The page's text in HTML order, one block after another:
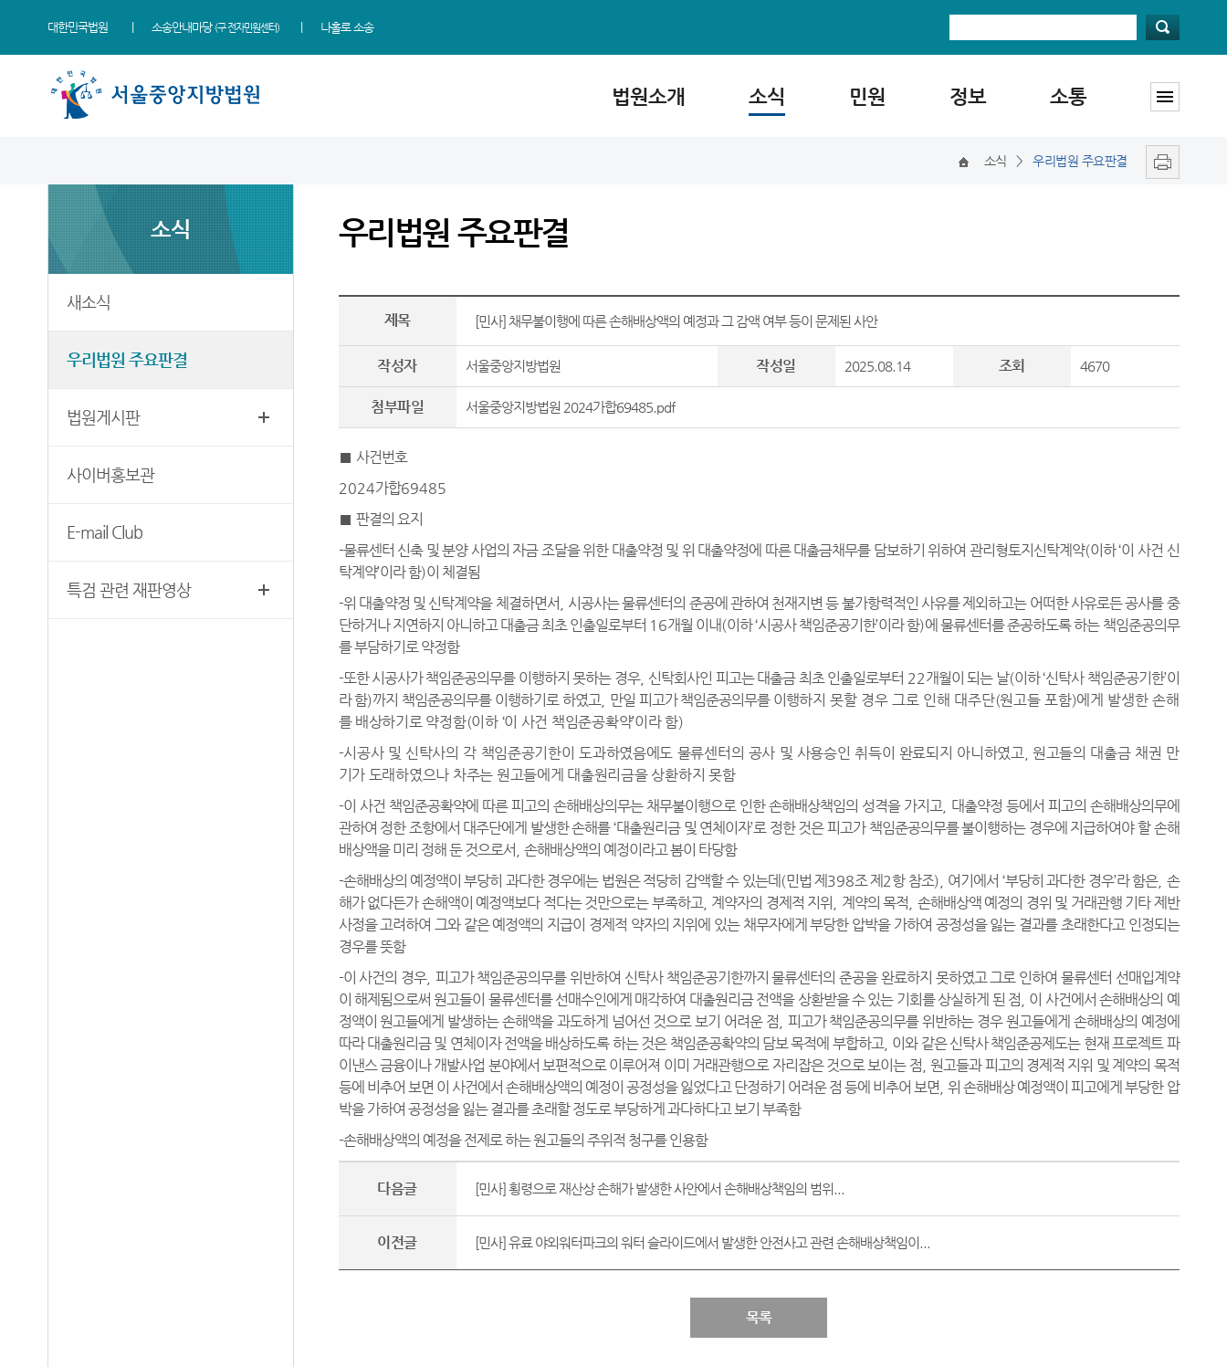
대한민국법원 소송안내마당 (구 전자민원센터) 나홀로 소송
법원소개 소식 민원 정보 소통
조직 및 전화번호
등기국/소
찾아오시는 길
보안검색
우리법원 주요판결
법원 게시판
특검 관련 재판영상
법률상담안내
자주묻는질문
(종합민원지원센터 상담예약)
신청 안내
자주 사용하는 양식모음
서울법원종합청사 집행문 등
지식재산 전문재판부
IP Chambers
민생전담재판부
판결서 인터넷열람
부조리 신고센터
법원견학
정보공개
소식 > 우리법원 주요판결
소식
새소식
우리법원 주요판결
법원게시판
사이버홍보관
E-mail Club
특검 관련 재판영상
우리법원 주요판결
제목 [민사] 채무불이행에 따른 손해배상액의 예정과 그 감액 여부 등이 문제된 사안
작성자 서울중앙지방법원 작성일 2025.08.14 조회 4670
첨부파일 서울중앙지방법원 2024가합69485.pdf
■ 사건번호
2024가합69485
■ 판결의 요지
-물류센터 신축 및 분양 사업의 자금 조달을 위한 대출약정 및 위 대출약정에 따른 대출금채무를 담보하기 위하여 관리형토지신탁계약(이하‘이 사건 신
탁계약’이라 함)이 체결됨
-위 대출약정 및 신탁계약을 체결하면서
시공사는 물류센터의 준공에 관하여 천재지변 등 불가항력적인 사유를 제외하고는 어떠한 사유로든 공사를 중
단하거나 지연하지 아니하고 대출금 최초 인출일로부터 16개월 이내(이하‘시공사 책임준공기한’이라 함)에 물류센터를 준공하도록 하는 책임준공의무
를 부담하기로 약정함
-또한 시공사가 책임준공의무를 이행하지 못하는 경우, 신탁회사인 피고는 대출금 최초 인출일로부터 22개월이 되는 날(이하‘신탁사 책임준공기한’이
라 함)까지 책임준공의무를 이행하기로 하였고, 만일 피고가 책임준공의무를 이행하지 못할 경우 그로 인해 대주단(원고들 포함)에게 발생한 손해
를 배상하기로 약정함(이하 ‘이 사건 책임준공확약’이라 함)
-시공사 및 신탁사의 각 책임준공기한이 도과하였음에도 물류센터의 공사 및 사용승인 취득이 완료되지 아니하였고, 원고들의 대출금 채권 만
기가 도래하였으나 차주는 원고들에게 대출원리금을 상환하지 못함
-이 사건 책임준공확약에 따른 피고의 손해배상의무는 채무불이행으로 인한 손해배상책임의 성격을 가지고, 대출약정 등에서 피고의 손해배상의무에
관하여 정한 조항에서 대주단에게 발생한 손해를‘대출원리금 및 연체이자’로 정한 것은 피고가 책임준공의무를 불이행하는 경우에 지급하여야 할 손해
배상액을 미리 정해 둔 것으로서 손해배상액의 예정이라고 봄이 타당함
-손해배상의 예정액이 부당히 과다한 경우에는 법원은 적당히 감액할 수 있는데 (민법 제 398조 제 2항 참조), 여기에서 ‘부당히 과다한 경우’라 함은, 손
해가 없다든가 손해액이 예정액보다 적다는 것만으로는 부족하고, 계약자의 경제적 지위 계약의 목적 손해배상액 예정의 경위 및 거래관행 기타 제반
사정을 고려하여 그와 같은 예정액의 지급이 경제적 약자의 지위에 있는 채무자에게 부당한 압박을 가하여 공정성을 잃는 결과를 초래한다고 인정되는
경우를 뜻함
-이 사건의 경우, 피고가 책임준공의무를 위반하여 신탁사 책임준공기한까지 물류센터의 준공을 완료하지 못하였고 그로 인하여 물류센터 선매입계약
이 해제됨으로써 원고들이 물류센터를 선매수인에게 매각하여 대출원리금 전액을 상환받을 수 있는 기회를 상실하게 된 점 이 사건에서 손해배상의 예
정액이 원고들에게 발생하는 손해액을 과도하게 넘어선 것으로 보기 어려운 점 피고가 책임준공의무를 위반하는 경우 원고들에게 손해배상의 예정에
따라 대출원리금 및 연체이자 전액을 배상하도록 하는 것은 책임준공확약의 담보 목적에 부합하고, 이와 같은 신탁사 책임준공제도는 현재 프로젝트 파
이낸스 금융이나 개발사업 분야에서 보편적으로 이루어져 이미 거래관행으로 자리잡은 것으로 보이는 점 ,원고들과 피고의 경제적 지위 및 계약의 목적
등에 비추어 보면 이 사건에서 손해배상액의 예정이 공정성을 잃었다고 단정하기 어려운 점 등에 비추어 보면 ,위 손해배상 예정액이 피고에게 부당한 압
박을 가하여 공정성을 잃는 결과를 초래할 정도로 부당하게 과다하다고 보기 부족함
-손해배상액의 예정을 전제로 하는 원고들의 주위적 청구를 인용함
다음글 [민사] 횡령으로 재산상 손해가 발생한 사안에서 손해배상책임의 범위...
이전글 [민사] 유료 야외워터파크의 워터 슬라이드에서 발생한 안전사고 관련 손해배상책임이...
목록